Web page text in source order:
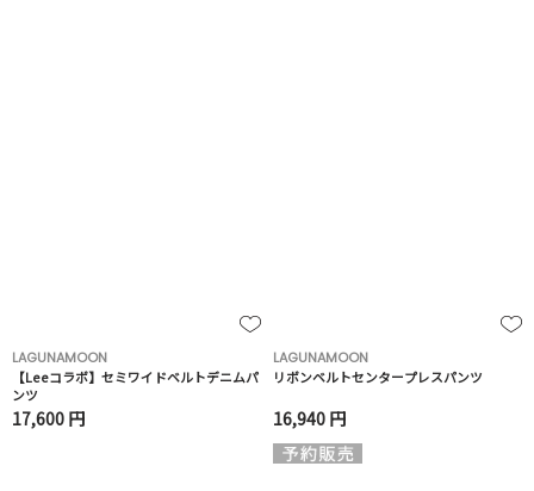
LAGUNAMOON
【Leeコラボ】セミワイドベルトデニムパ
ンツ
17,600 円
LAGUNAMOON
リボンベルトセンタープレスパンツ
16,940 円